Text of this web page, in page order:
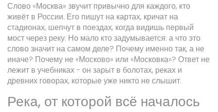
Слово «Москва» звучит привычно для каждого, кто
живёт в России. Его пишут на картах, кричат на
стадионах, шепчут в поездах, когда видишь первый
мост через реку. Но мало кто задумывается: а что это
слово значит на самом деле? Почему именно так, а не
иначе? Почему не «Москово» или «Московка»? Ответ не
лежит в учебниках - он зарыт в болотах, реках и
древних говорах, которые уже никто не слышит.
Река, от которой всё началось